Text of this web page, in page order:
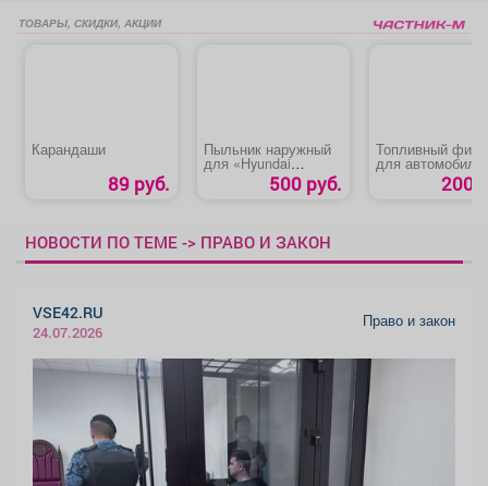
ТОВАРЫ, СКИДКИ, АКЦИИ
Карандаши
89 руб.
Пыльник наружный
для «Hyundai
Solaris» 500 руб.
Топливный
для автомобиля
«Chevrolet200
НОВОСТИ ПО ТЕМЕ -> ПРАВО И ЗАКОН
VSE42.RU
24.07.2026
Право и закон